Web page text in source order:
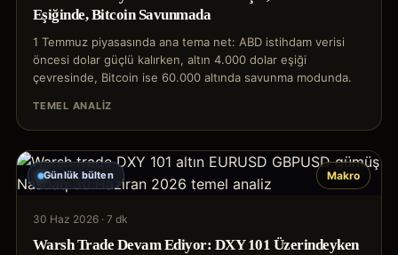
Eşiğinde, Bitcoin Savunmada
1 Temmuz piyasasında ana tema net: ABD istihdam verisi
öncesi dolar güçlü kalırken, altın 4.000 dolar eşiği
çevresinde, Bitcoin ise 60.000 altında savunma modunda.
TEMEL ANALIZ
Makro
Günlük bülten
30 Haz 2026 · 7 dk
Warsh Trade Devam Ediyor: DXY 101 Üzerindeyken